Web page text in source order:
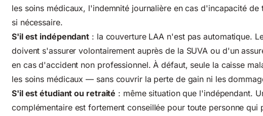
les soins médicaux, l'indemnité journalière en cas d'incapacité
si nécessaire.
S'il est indépendant : la couverture LAA n'est pas automatique.
doivent s'assurer volontairement auprès de la SUVA ou d'un
en cas d'accident non professionnel. À défaut, seule la caisse
les soins médicaux — sans couvrir la perte de gain ni les
S'il est étudiant ou retraité : même situation que l'indépendant.
complémentaire est fortement conseillée pour toute personne qui